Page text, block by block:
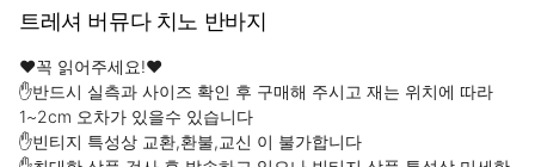
트레셔 버뮤다 치노 반바지
❤꼭 읽어주세요!❤
✋반드시 실측과 사이즈 확인 후 구매해 주시고 재는 위치에 따라
1~2cm 오차가 있을수 있습니다
✋빈티지 특성상 교환,환불,교신 이 불가합니다